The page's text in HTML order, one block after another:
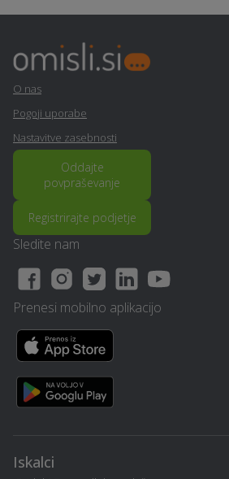
bistrica
Table in napisi -
Slovenska-bistrica
Izdelava in montaža
kamina - Slovenska-
bistrica
Obdelava kovin in
ključavničarstvo -
Slovenska-bistrica
Razrez cistern in čiščenje
- Slovenska-bistrica
Elektro meritve -
Slovenska-bistrica
Davčno svetovanje -
Iskalci
O nas
Pogoji uporabe
Nastavitve zasebnosti
Oddajte
povpraševanje
Registrirajte podjetje
Sledite nam
Prenesi mobilno aplikacijo